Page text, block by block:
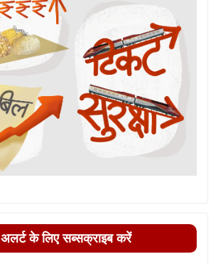
अलर्ट के लिए सब्सक्राइब करें